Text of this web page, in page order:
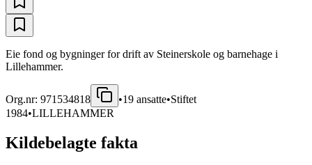
Eie fond og bygninger for drift av Steinerskole og barnehage i
Lillehammer.
Org.nr: 971534818 •19 ansatte•Stiftet
1984•LILLEHAMMER
Kildebelagte fakta